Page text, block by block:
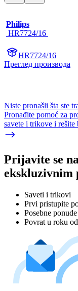
Philips
HR7724/16
HR7724/16
Преглед производа
Niste pronašli šta ste
Pronađite pomoć za
savete i trikove i
Prijavite se
ekskluzivnim
Saveti i trikovi
Prvi pristupite
Posebne ponude
Povrat u roku